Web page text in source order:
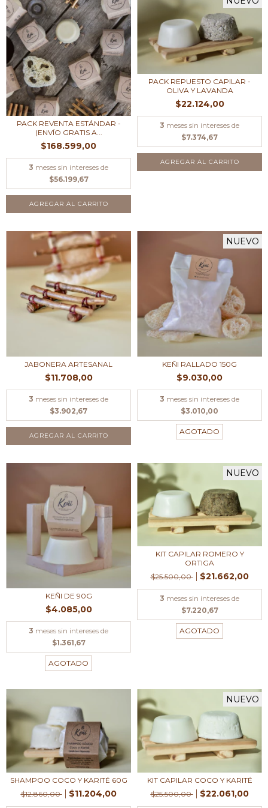
PACK REVENTA ESTÁNDAR -
(ENVÍO GRATIS A...
$168.599,00
3 meses sin intereses de
$56.199,67
PACK REPUESTO CAPILAR -
OLIVA Y LAVANDA
$22.124,00
3 meses sin intereses de
$7.374,67
AGREGAR AL CARRITO
JABONERA ARTESANAL
$11.708,00
3 meses sin intereses de
$3.902,67
AGREGAR AL CARRITO
NUEVO
KEÑI RALLADO 150G
$9.030,00
3 meses sin intereses de
$3.010,00
AGOTADO
KEÑI DE 90G
$4.085,00
3 meses sin intereses de
$1.361,67
AGOTADO
NUEVO
KIT CAPILAR ROMERO Y
ORTIGA
$25.500,00
$21.662,00
3 meses sin intereses de
$7.220,67
AGOTADO
SHAMPOO COCO Y KARITÉ 60G
$12.860,00
$11.204,00
NUEVO
KIT CAPILAR COCO Y KARITÉ
$25.500,00
$22.061,00